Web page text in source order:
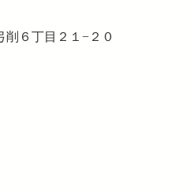
削６丁目２１−２０